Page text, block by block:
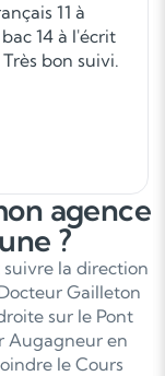
11 à
bon suivi.
agence
?
la direction
Gailleton
sur le Pont
Augagneur en
le Cours